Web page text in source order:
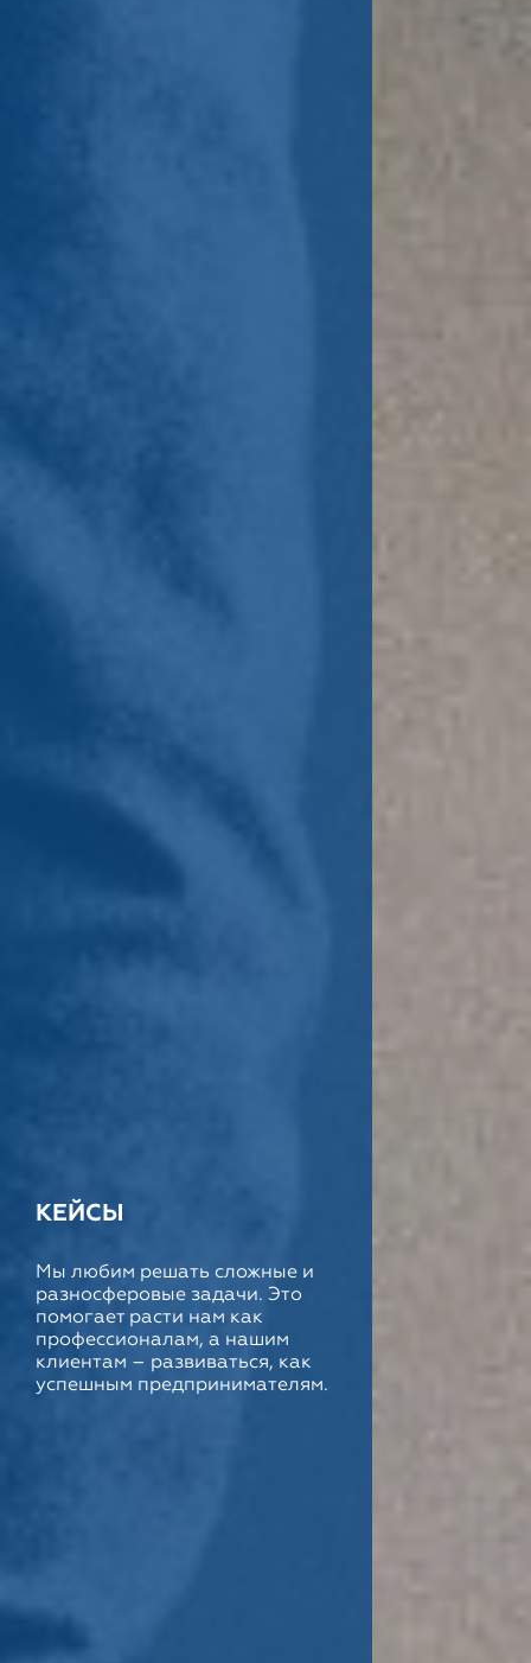
КЕЙСЫ
Мы любим решать сложные и
разносферовые задачи. Это
помогает расти нам как
профессионалам, а нашим
клиентам – развиваться, как
успешным предпринимателям.